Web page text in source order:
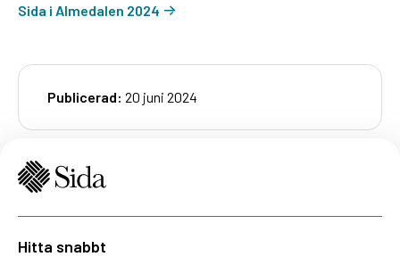
Sida i Almedalen 2024
Publicerad: 20 juni 2024
Hitta snabbt